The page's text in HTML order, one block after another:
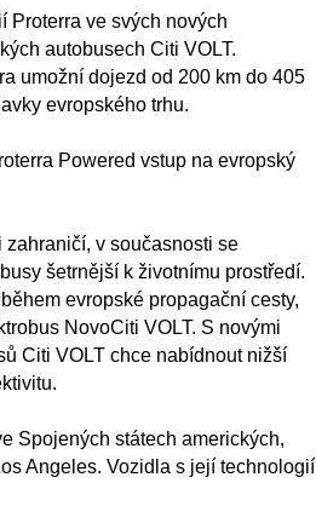
Proterra ve svých nových
autobusech Citi VOLT.
umožní dojezd od 200 km do 405
evropského trhu.
Powered vstup na evropský
v současnosti se
šetrnější k životnímu prostředí.
evropské propagační cesty,
NovoCiti VOLT. S novými
Citi VOLT chce nabídnout nižší
Spojených státech amerických,
Angeles. Vozidla s její technologií